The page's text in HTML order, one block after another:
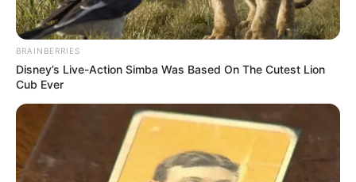
BRAINBERRIES
Disney’s Live-Action Simba Was Based On The Cutest Lion
Cub Ever